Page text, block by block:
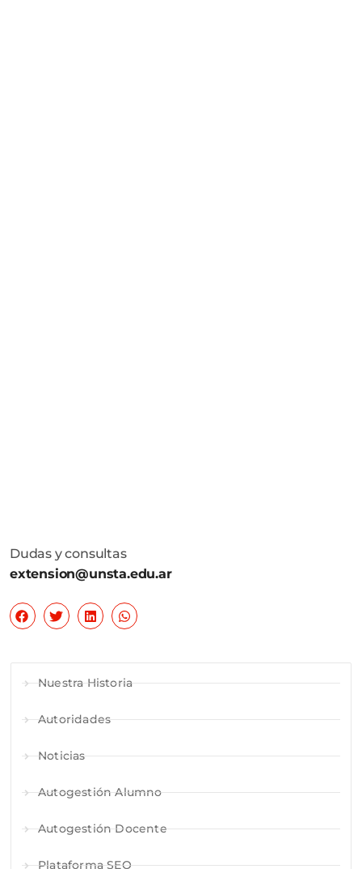
Dudas y consultas
extension@unsta.edu.ar
Nuestra Historia
Autoridades
Noticias
Autogestión Alumno
Autogestión Docente
Plataforma SEO